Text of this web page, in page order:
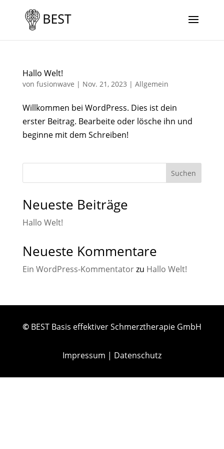
Hallo Welt!
von fusionwave | Nov. 21, 2023 | Allgemein
Willkommen bei WordPress. Dies ist dein
erster Beitrag. Bearbeite oder lösche ihn und
beginne mit dem Schreiben!
Suchen
Neueste Beiträge
Hallo Welt!
Neueste Kommentare
Ein WordPress-Kommentatorzu Hallo Welt!
© BEST Basis effektiver Schmerztherapie GmbH
Impressum | Datenschutz